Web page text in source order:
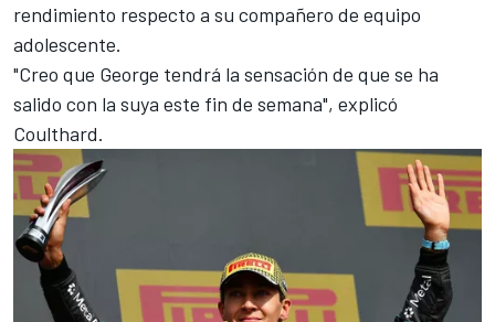
rendimiento respecto a su compañero de equipo
adolescente.
"Creo que George tendrá la sensación de que se ha
salido con la suya este fin de semana", explicó
Coulthard.